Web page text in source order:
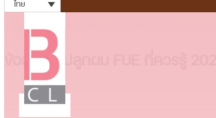
ไทย
ข้อมูลการปลูกผม FUE ที่ควรรู้ 2024